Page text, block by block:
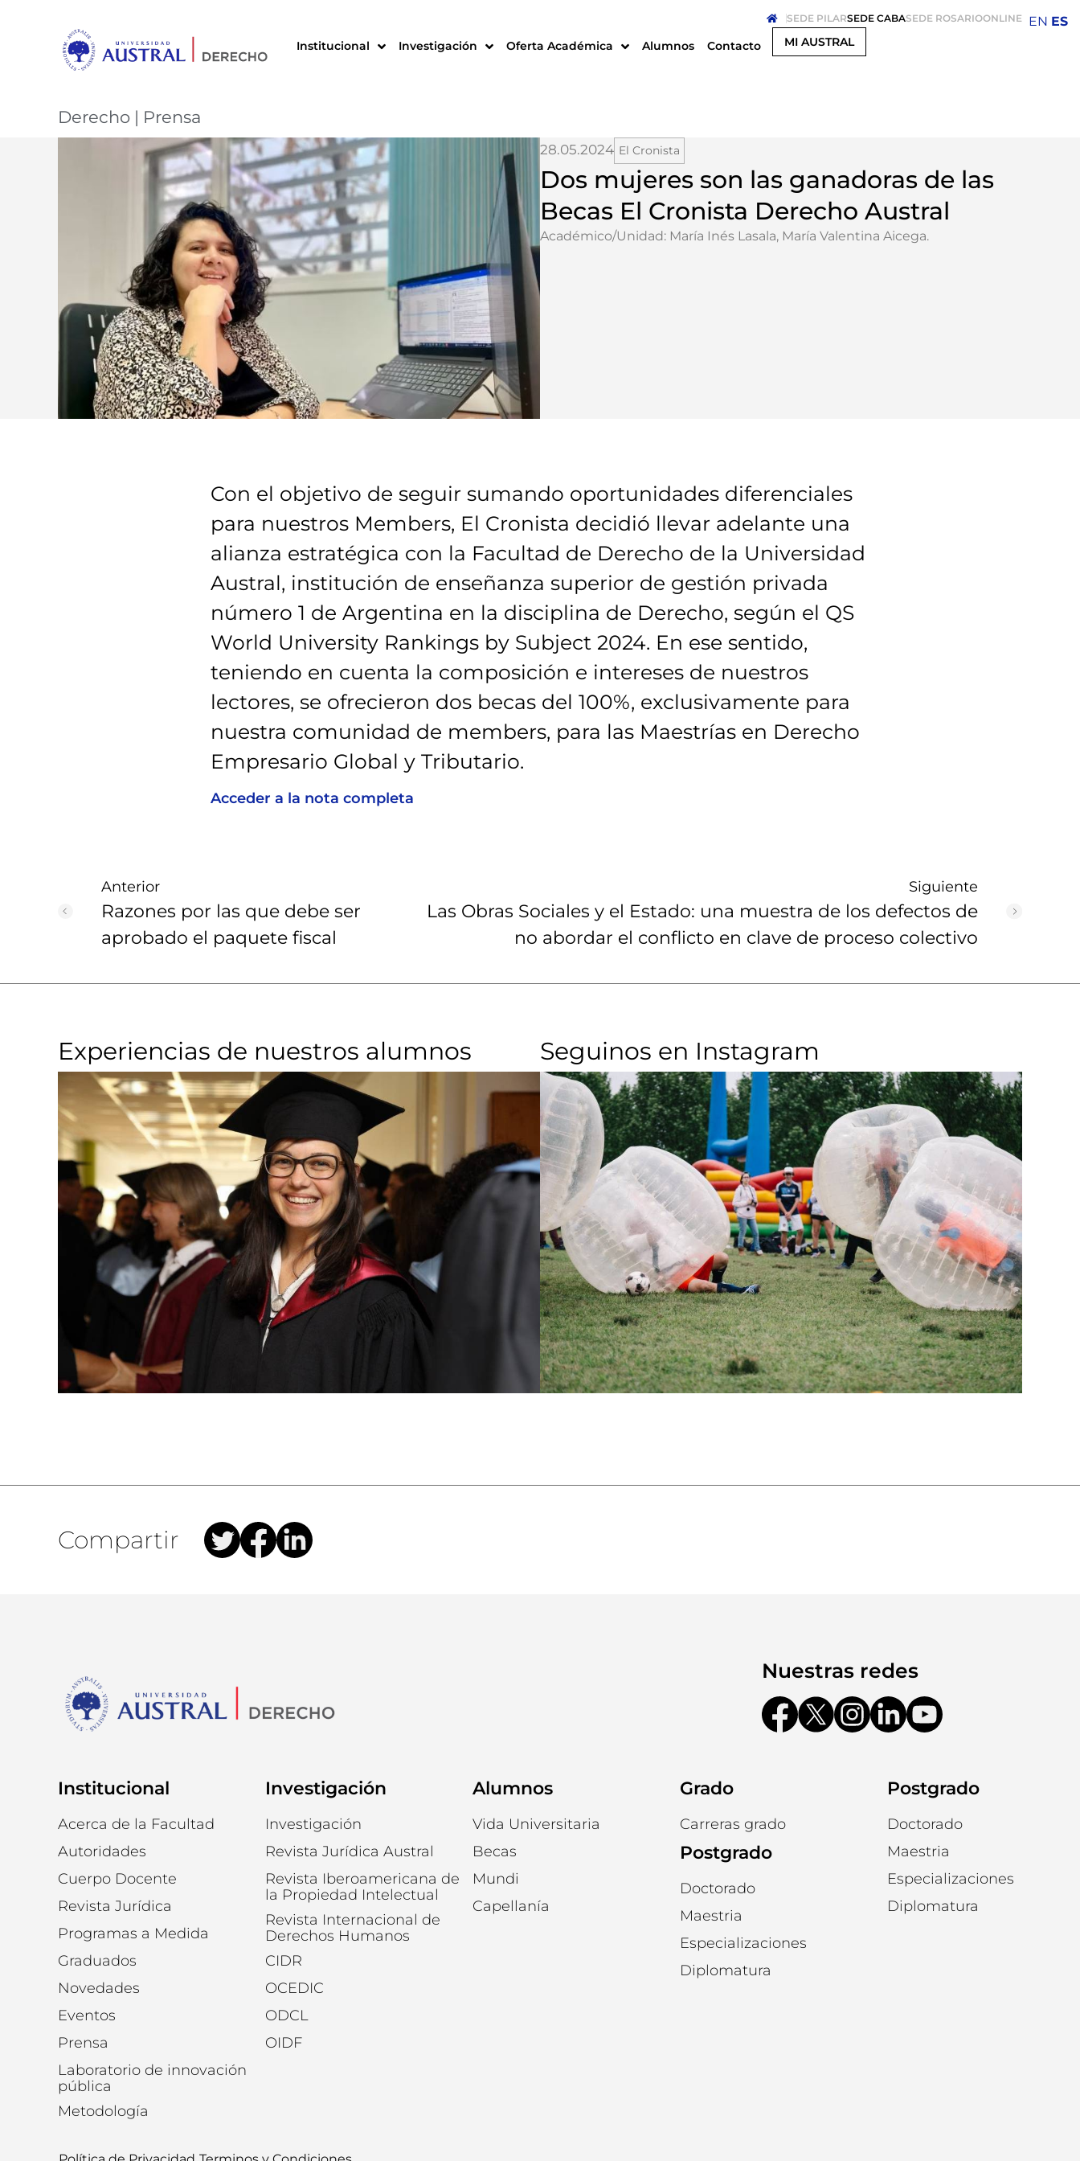
SEDE PILARSEDE CABASEDE ROSARIOONLINE
Institucional Investigación Oferta Académica Alumnos Contacto MI AUSTRAL
Derecho | Prensa
28.05.2024 El Cronista
Dos mujeres son las ganadoras de las
Becas El Cronista Derecho Austral
Académico/Unidad: María Inés Lasala, María Valentina Aicega.
Con el objetivo de seguir sumando oportunidades diferenciales
para nuestros Members, El Cronista decidió llevar adelante una
alianza estratégica con la Facultad de Derecho de la Universidad
Austral, institución de enseñanza superior de gestión privada
número 1 de Argentina en la disciplina de Derecho, según el QS
World University Rankings by Subject 2024. En ese sentido,
teniendo en cuenta la composición e intereses de nuestros
lectores, se ofrecieron dos becas del 100%, exclusivamente para
nuestra comunidad de members, para las Maestrías en Derecho
Empresario Global y Tributario.
Acceder a la nota completa
Anterior
Razones por las que debe ser
aprobado el paquete fiscal
Siguiente
Las Obras Sociales y el Estado: una muestra de los defectos de
no abordar el conflicto en clave de proceso colectivo
Experiencias de nuestros alumnos​ Seguinos en Instagram
Compartir
Nuestras redes
Institucional
Acerca de la Facultad
Autoridades
Cuerpo Docente
Revista Jurídica
Programas a Medida
Graduados
Novedades
Eventos
Prensa
Laboratorio de innovación
pública
Metodología
Investigación
Investigación
Revista Jurídica Austral
Revista Iberoamericana de
la Propiedad Intelectual
Revista Internacional de
Derechos Humanos
CIDR
OCEDIC
ODCL
OIDF
Alumnos
Vida Universitaria
Becas
Mundi
Capellanía
Grado
Carreras grado
Postgrado
Doctorado
Maestria
Especializaciones
Diplomatura
Postgrado
Doctorado
Maestria
Especializaciones
Diplomatura
EN ES